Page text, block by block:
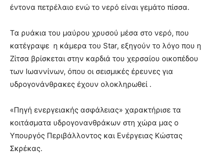
έντονα πετρέλαιο ενώ το νερό είναι γεμάτο πίσσα.
Τα ρυάκια του μαύρου χρυσού μέσα στο νερό, που
κατέγραψε η κάμερα του Star, εξηγούν το λόγο που η
Ζίτσα βρίσκεται στην καρδιά του χερσαίου οικοπέδου
των Ιωαννίνων, όπου οι σεισμικές έρευνες για
υδρογονάνθρακες έχουν ολοκληρωθεί .
«Πηγή ενεργειακής ασφάλειας» χαρακτήρισε τα
κοιτάσματα υδρογονανθράκων στη χώρα μας ο
Υπουργός Περιβάλλοντος και Ενέργειας Κώστας
Σκρέκας.